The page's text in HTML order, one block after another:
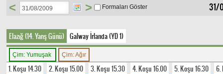
31/
< > Formaları Göster
Elazığ (14. Yarış Günü) Galway İrlanda (YD 1)
Çim: Yumuşak Çim: Ağır
1. Koşu 14.30 2. Koşu 15.00 3. Koşu 15.30 4. Koşu 16.00 5. Koşu 16.30 6.